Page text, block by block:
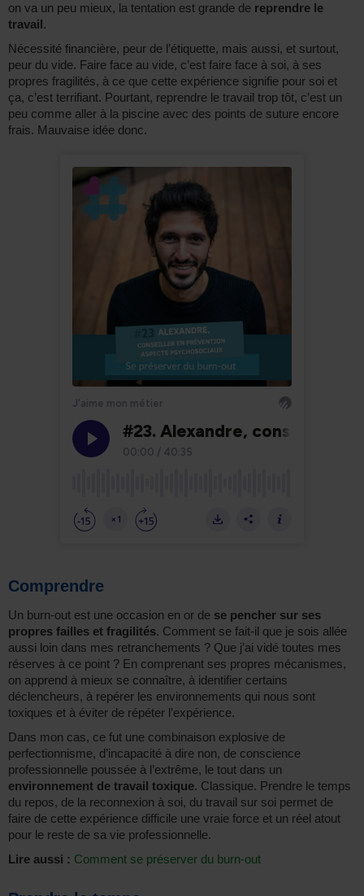
on va un peu mieux, la tentation est grande de reprendre le
travail .
Nécessité financière, peur de l’étiquette, mais aussi, et surtout,
peur du vide. Faire face au vide, c’est faire face à soi, à ses
propres fragilités, à ce que cette expérience signifie pour soi et
ça, c’est terrifiant. Pourtant, reprendre le travail trop tôt, c’est un
peu comme aller à la piscine avec des points de suture encore
frais. Mauvaise idée donc.
Comprendre
Un burn-out est une occasion en or de se pencher sur ses
propres failles et fragilités. Comment se fait-il que je sois allée
aussi loin dans mes retranchements ? Que j’ai vidé toutes mes
réserves à ce point ? En comprenant ses propres mécanismes,
on apprend à mieux se connaître, à identifier certains
déclencheurs, à repérer les environnements qui nous sont
toxiques et à éviter de répéter l’expérience.
Dans mon cas, ce fut une combinaison explosive de
perfectionnisme, d’incapacité à dire non, de conscience
professionnelle poussée à l’extrême, le tout dans un
environnement de travail toxique. Classique. Prendre le temps
du repos, de la reconnexion à soi, du travail sur soi permet de
faire de cette expérience difficile une vraie force et un réel atout
pour le reste de sa vie professionnelle.
Lire aussi : Comment se préserver du burn-out